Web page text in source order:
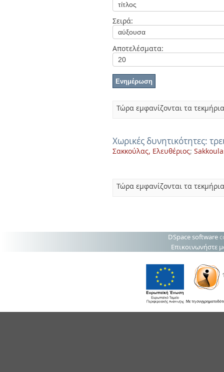
Σειρά:
Αποτελέσματα:
Τώρα εμφανίζονται τα
Χωρικές δυνητικότητες:
Σακκούλας, Ελευθέριος;
Τώρα εμφανίζονται τα
DSpace software
Επικοινωνήστε